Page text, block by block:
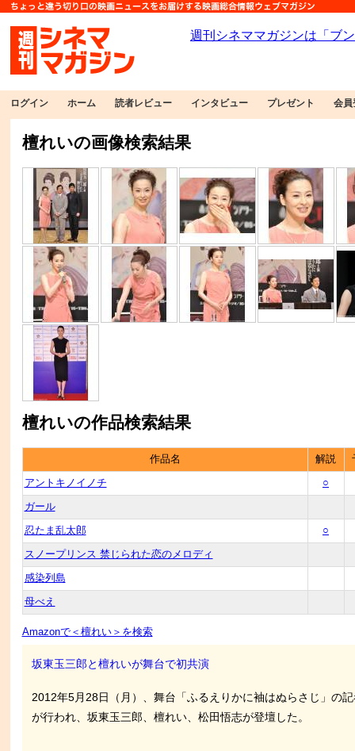
ログイン ホーム 読者レビュー インタビュー プレゼント 会員
檀れいの画像検索結果
檀れいの作品検索結果
作品名 解説
アントキノイノチ ○
ガール
忍たま乱太郎 ○
スノープリンス 禁じられた恋のメロディ
感染列島
母べえ
Amazonで＜檀れい＞を検索
坂東玉三郎と檀れいが舞台で初共演
2012年5月28日（月）、舞台「ふるえりかに袖はぬらさじ」の
が行われ、坂東玉三郎、檀れい、松田悟志が登壇した。